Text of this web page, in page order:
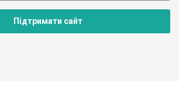
Підтримати сайт